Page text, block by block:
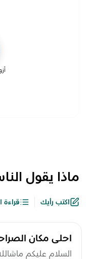
ماذا يقول
اكتب رأيك قراءة
احلى مكان
السلام عليكم